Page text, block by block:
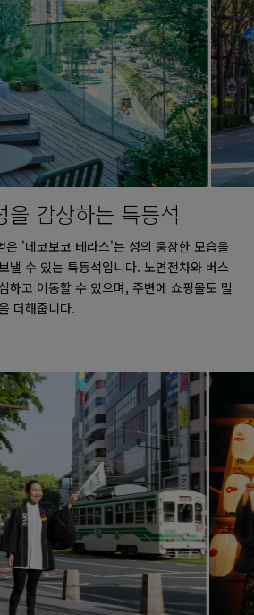
을 감상하는 특등석
은 '데코보코 테라스'는 성의 웅장한 모습을
낼 수 있는 특등석입니다. 노면전차와 버스
하고 이동할 수 있으며, 주변에 쇼핑몰도 밀
더해줍니다.